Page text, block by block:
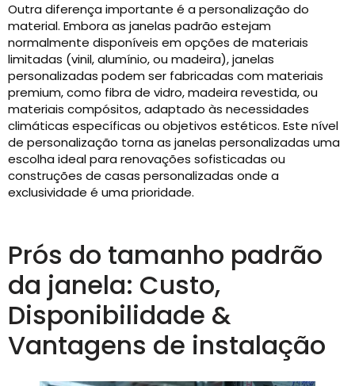
Outra diferença importante é a personalização do
material. Embora as janelas padrão estejam
normalmente disponíveis em opções de materiais
limitadas (vinil, alumínio, ou madeira), janelas
personalizadas podem ser fabricadas com materiais
premium, como fibra de vidro, madeira revestida, ou
materiais compósitos, adaptado às necessidades
climáticas específicas ou objetivos estéticos. Este nível
de personalização torna as janelas personalizadas uma
escolha ideal para renovações sofisticadas ou
construções de casas personalizadas onde a
exclusividade é uma prioridade.
Prós do tamanho padrão
da janela: Custo,
Disponibilidade &
Vantagens de instalação